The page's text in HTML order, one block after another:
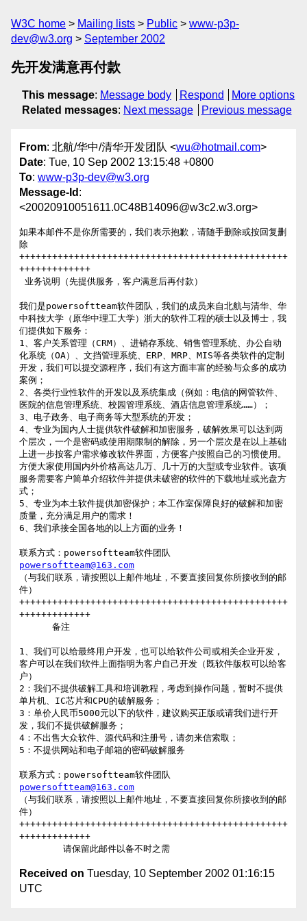
W3C home Mailing lists Public
www-p3p-
dev@w3.org
September 2002
先开发满意再付款
This message: Message body Respond
More options
Related messages: Next message Previous message
From: 北航/华中/清华开发团队 <wu@hotmail.com>
Date: Tue, 10 Sep 2002 13:15:48 +0800
To: www-p3p-dev@w3.org
Message-Id :
<20020910051611.0C48B14096@w3c2.w3.org>
如果本邮件不是你所需要的，我们表示抱歉，请随手删除或按回复删
除
+++++++++++++++++++++++++++++++++++++++++++++++++
+++++++++++++
我们是powersoftteam软件团队，我们的成员来自北航与清华、华
中科技大学（原华中理工大学）浙大的软件工程的硕士以及博士，我
们提供如下服务：
1、客户关系管理（CRM）、进销存系统、销售管理系统、办公自动
化系统（OA）、文挡管理系统、ERP、MRP、MIS等各类软件的定制
开发，我们可以提交源程序，我们有这方面丰富的经验与众多的成功
案例；
2、各类行业性软件的开发以及系统集成（例如：电信的网管软件、
医院的信息管理系统、校园管理系统、酒店信息管理系统……）；
3、电子政务、电子商务等大型系统的开发；
4、专业为国内人士提供软件破解和加密服务，破解效果可以达到两
个层次，一个是密码或使用期限制的解除，另一个层次是在以上基础
上进一步按客户需求修改软件界面，方便客户按照自己的习惯使用。
方便大家使用国内外价格高达几万、几十万的大型或专业软件。该项
服务需要客户简单介绍软件并提供未破密的软件的下载地址或光盘方
式；
5、专业为本土软件提供加密保护；本工作室保障良好的破解和加密
质量，充分满足用户的需求！
6、我们承接全国各地的以上方面的业务！
powersoftteam@163.com
（与我们联系，请按照以上邮件地址，不要直接回复你所接收到的邮
件）
+++++++++++++++++++++++++++++++++++++++++++++++++
+++++++++++++
1、我们可以给最终用户开发，也可以给软件公司或相关企业开发，
客户可以在我们软件上面指明为客户自己开发（既软件版权可以给客
户）
2：我们不提供破解工具和培训教程，考虑到操作问题，暂时不提供
单片机、IC芯片和CPU的破解服务；
3：单价人民币5000元以下的软件，建议购买正版或请我们进行开
发，我们不提供破解服务；
4：不出售大众软件、源代码和注册号，请勿来信索取；
5：不提供网站和电子邮箱的密码破解服务
powersoftteam@163.com
（与我们联系，请按照以上邮件地址，不要直接回复你所接收到的邮
件）
+++++++++++++++++++++++++++++++++++++++++++++++++
+++++++++++++
Received on Tuesday, 10 September 2002 01:16:15
UTC